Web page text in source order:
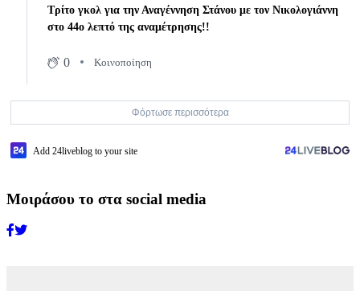
Τρίτο γκολ για την Αναγέννηση Στάνου με τον Νικολογιάννη
στο 44ο λεπτό της αναμέτρησης!!
0 Κοινοποίηση
Φόρτωσε περισσότερα
Add 24liveblog to your site
Μοιράσου το στα social media